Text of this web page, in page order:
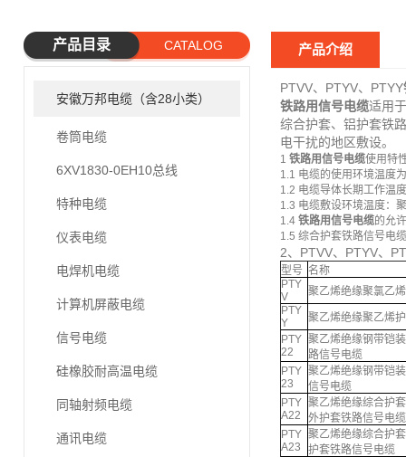
产品目录 CATALOG
安徽万邦电缆（含28小类）
卷筒电缆
6XV1830-0EH10总线
特种电缆
仪表电缆
电焊机电缆
计算机屏蔽电缆
信号电缆
硅橡胶耐高温电缆
同轴射频电缆
通讯电缆
产品介绍
PTVV、PTYV、PTYY
铁路用信号电缆适用
综合护套、铝护套铁
电干扰的地区敷设。
1 铁路用信号电缆使用特
1.1 电缆的使用环境温
1.2 电缆导体长期工作温
1.3 电缆敷设环境温度：
1.4 铁路用信号电缆的允
1.5 综合护套铁路信号电
2、PTVV、PTYV、
型号 名称
PTY
V
聚乙烯绝缘聚氯乙
PTY
Y
聚乙烯绝缘聚乙烯
PTY
22
聚乙烯绝缘钢带铠
路信号电缆
PTY
23
聚乙烯绝缘钢带铠
信号电缆
PTY
A22
聚乙烯绝缘综合护
外护套铁路信号电缆
PTY
A23
聚乙烯绝缘综合护
护套铁路信号电缆